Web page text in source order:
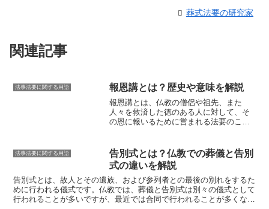
葬式法要の研究家
関連記事
法事法要に関する用語 報恩講とは？歴史や意味を解説
報恩講とは、仏教の僧侶や祖先、また
人々を救済した徳のある人に対して、そ
の恩に報いるために営まれる法要のこと
ています。四恩とは、父母の恩、師匠の
恩、国家の恩、三宝の恩のことで、この
四恩に対して報いるために営まれるのが
報恩講です。報恩講は、各宗派によって
営まれる時期や内容は異なりますが、一
般的には秋に行われることが多いです。
法事法要に関する用語
告別式とは？仏教での葬儀と告別
式の違いを解説
告別式とは、故人とその遺族、および参列者との最後の別れをするた
めに行われる儀式です。仏教では、葬儀と告別式は別々の儀式として
行われることが多いですが、最近では合同で行われることが多くなっ